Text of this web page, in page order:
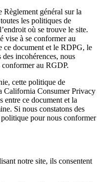
Règlement général sur la
les politiques de
où se trouve le site.
vise à se conformer au
ce document et le RDPG, le
incohérences, nous
au RGDP.
cette politique de
California Consumer Privacy
entre ce document et la
Si nous constatons des
pour nous conformer
notre site, ils consentent